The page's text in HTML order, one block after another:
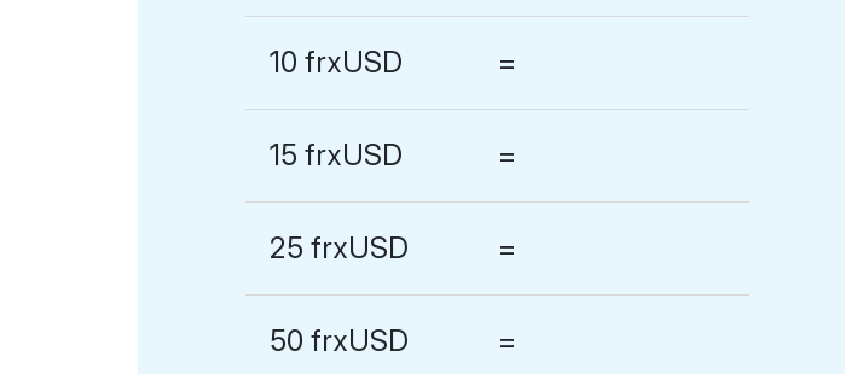
10 frxUSD =
15 frxUSD =
25 frxUSD =
50 frxUSD =